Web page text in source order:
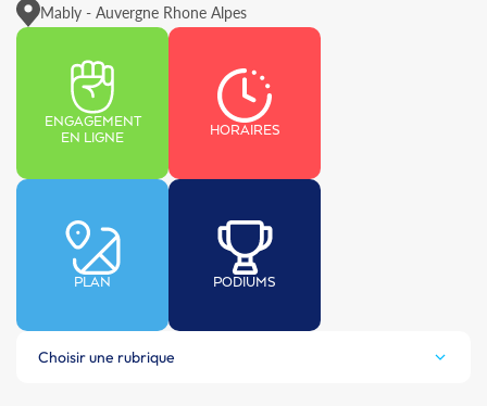
Mably - Auvergne Rhone Alpes
ENGAGEMENT
EN LIGNE
HORAIRES
PLAN PODIUMS
Choisir une rubrique